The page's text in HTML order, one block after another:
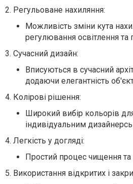
2. Регульоване нахиляння:
Можливість зміни кута
регулювання освітлення та
3. Сучасний дизайн:
Вписуються в сучасний
додаючи елегантність
4. Колірові рішення:
Широкий вибір кольорів
індивідуальним
4. Легкість у догляді:
Простий процес чищення
5. Використання відкритих і